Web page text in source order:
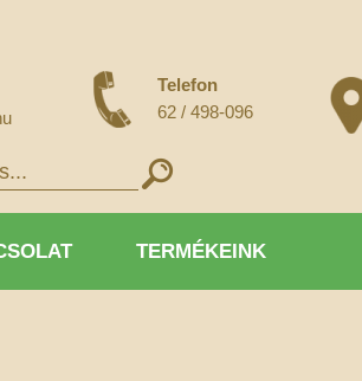
Telefon
62 / 498-096
TERMÉKEINK